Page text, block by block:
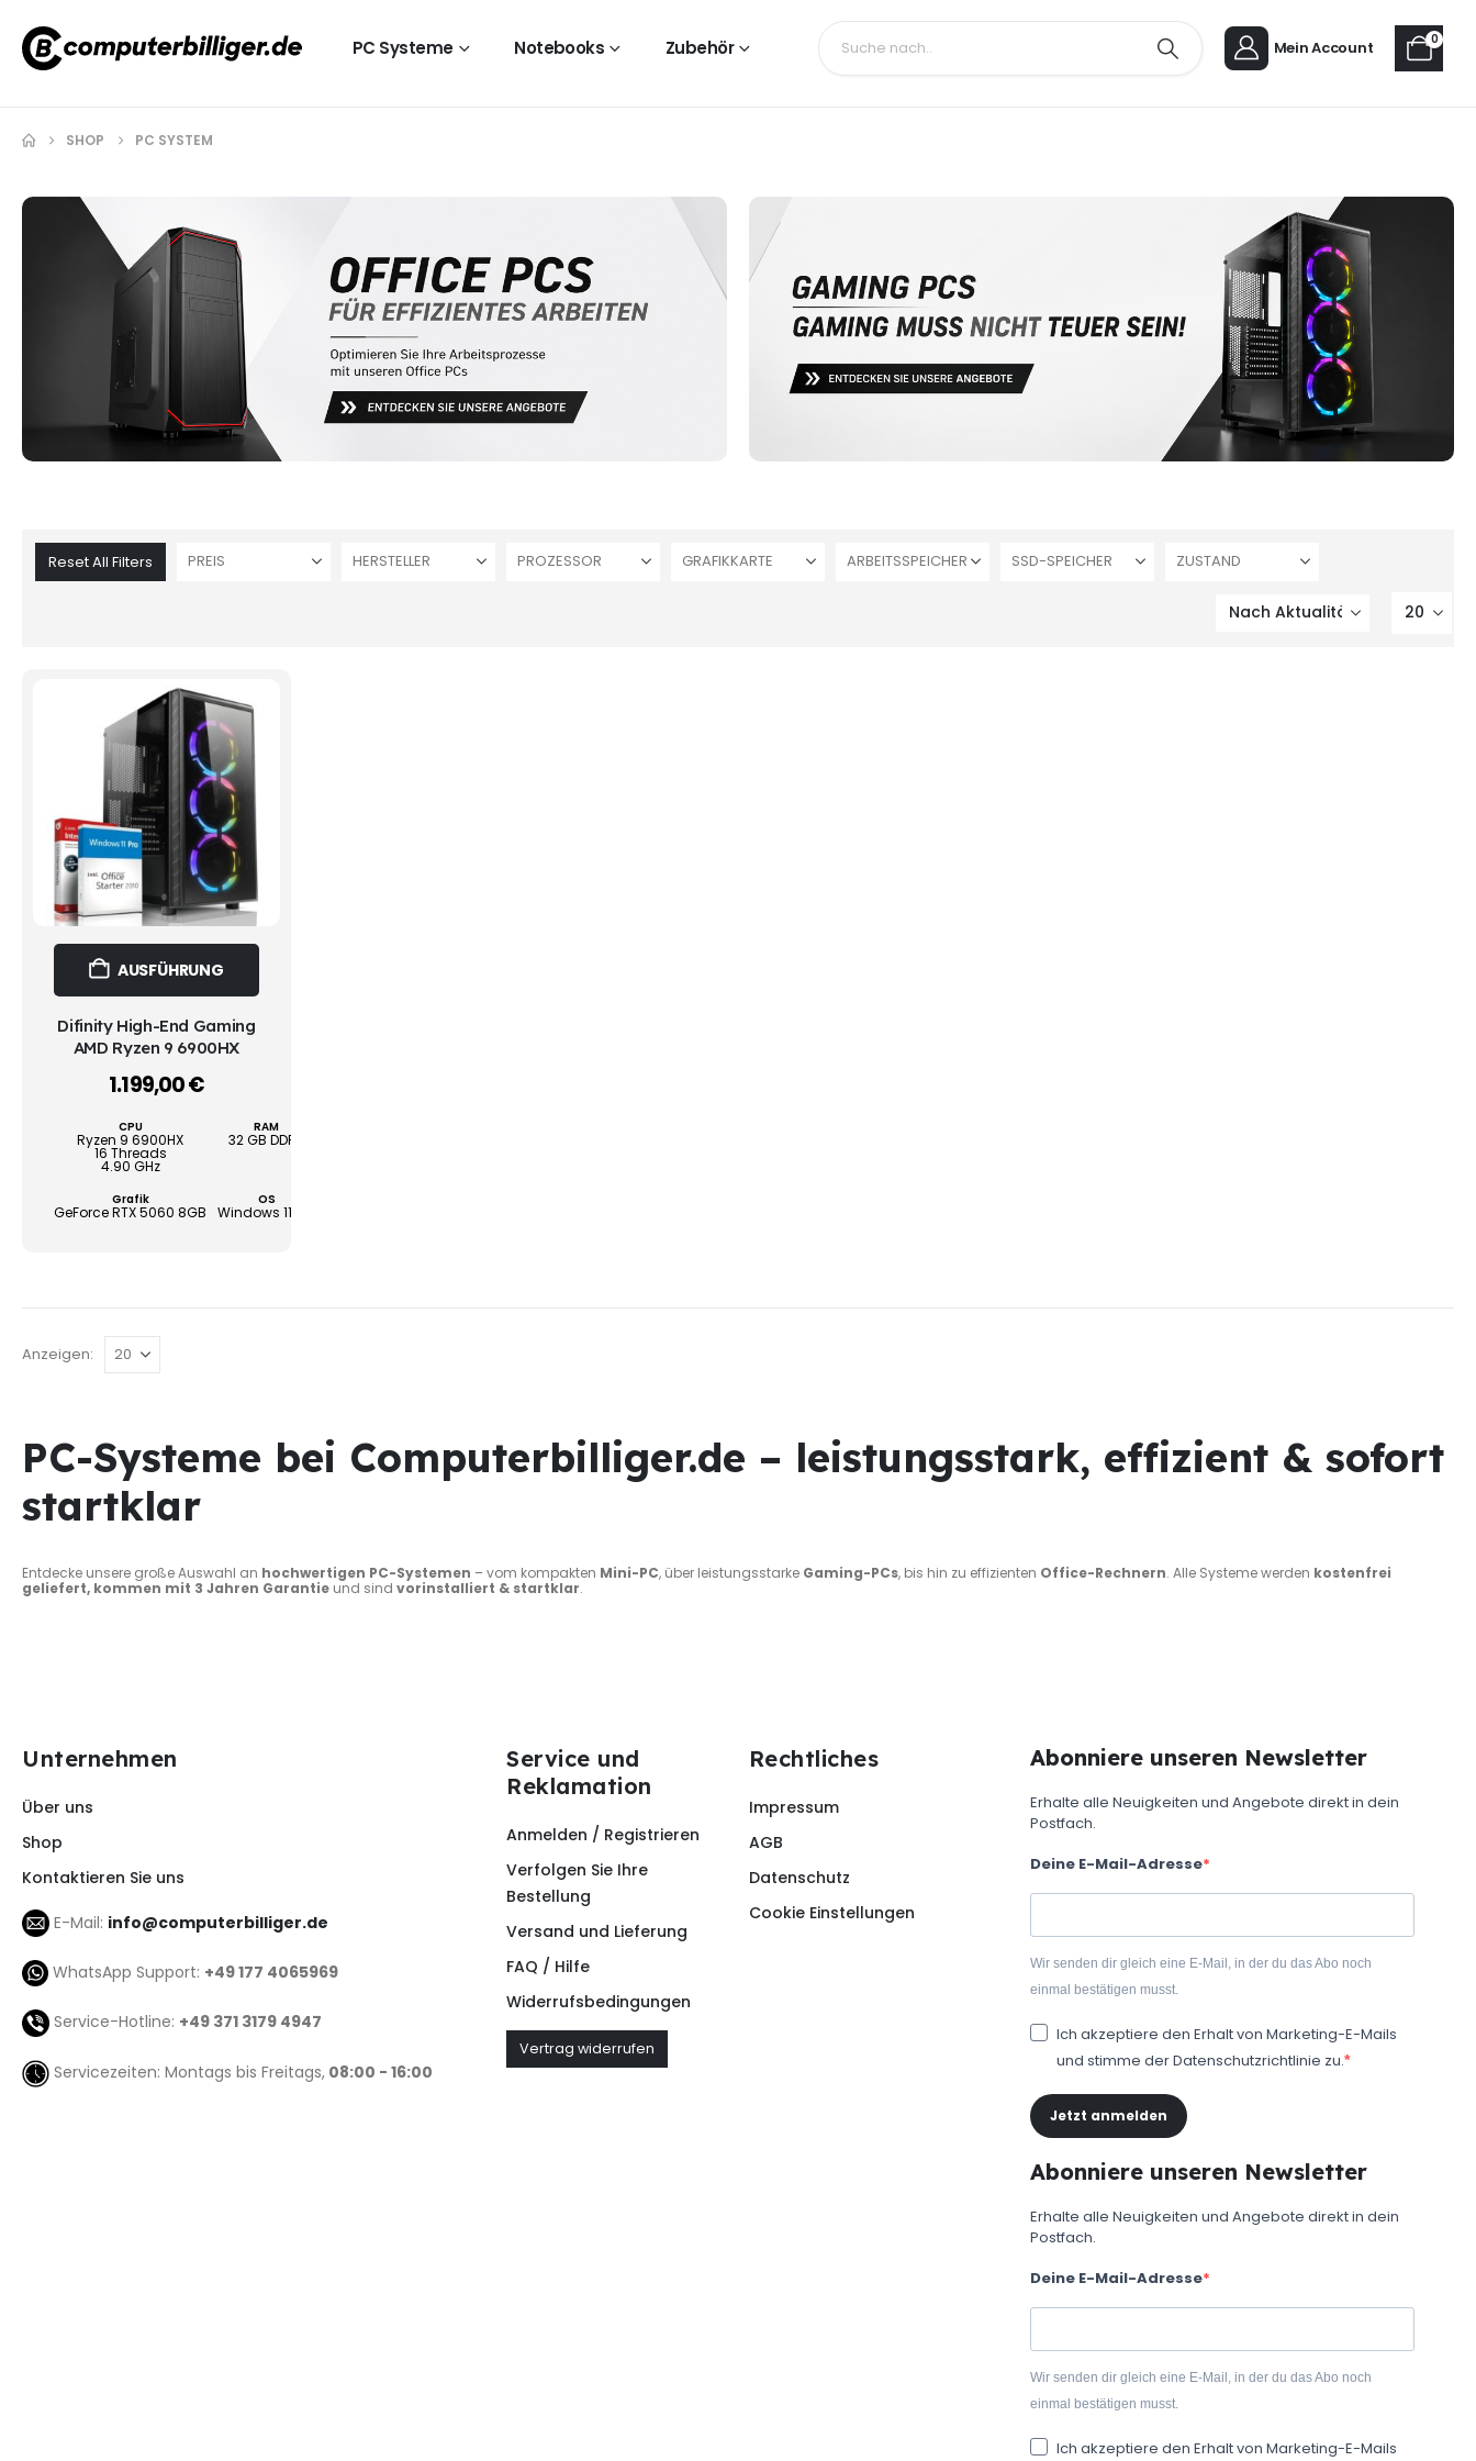
PC Systeme Notebooks Zubehör Mein Account 0
SHOP PC SYSTEM
Reset All Filters PREIS HERSTELLER PROZESSOR GRAFIKKARTE ARBEITSSPEICHER SSD-SPEICHER ZUSTAND
AUSFÜHRUNG
WÄHLEN
Dieses
Optionen
auf
der
Difinity High-End Gaming
AMD Ryzen 9 6900HX
1.199,00€
CPU
Ryzen 9 6900HX
16 Threads
4.90 GHz
RAM
32 GB DDR5
Grafik
GeForce RTX 5060 8GB
OS
Windows 11 Pro
Anzeigen:
PC-Systeme bei Computerbilliger.de – leistungsstark, effizient & sofort
startklar
Entdecke unsere große Auswahl an hochwertigen PC-Systemen – vom kompakten Mini-PC, über leistungsstarke Gaming-PCs, bis hin zu effizienten Office-Rechnern. Alle Systeme werden kostenfrei
geliefert, kommen mit 3 Jahren Garantie und sind vorinstalliert & startklar.
Unternehmen
Über uns
Shop
Kontaktieren Sie uns
E-Mail: info@computerbilliger.de
WhatsApp Support: +49 177 4065969
Service-Hotline: +49 371 3179 4947
Servicezeiten: Montags bis Freitags, 08:00 - 16:00
Service und
Reklamation
Anmelden / Registrieren
Verfolgen Sie Ihre
Bestellung
Versand und Lieferung
FAQ / Hilfe
Widerrufsbedingungen
Vertrag widerrufen
Rechtliches
Impressum
AGB
Datenschutz
Cookie Einstellungen
Abonniere unseren Newsletter
Erhalte alle Neuigkeiten und Angebote direkt in dein
Postfach.
Deine E-Mail-Adresse
Wir senden dir gleich eine E-Mail, in der du das Abo noch
einmal bestätigen musst.
Ich akzeptiere den Erhalt von Marketing-E-Mails
und stimme der Datenschutzrichtlinie zu.
Jetzt anmelden
Abonniere unseren Newsletter
Erhalte alle Neuigkeiten und Angebote direkt in dein
Postfach.
Deine E-Mail-Adresse
Wir senden dir gleich eine E-Mail, in der du das Abo noch
einmal bestätigen musst.
Ich akzeptiere den Erhalt von Marketing-E-Mails